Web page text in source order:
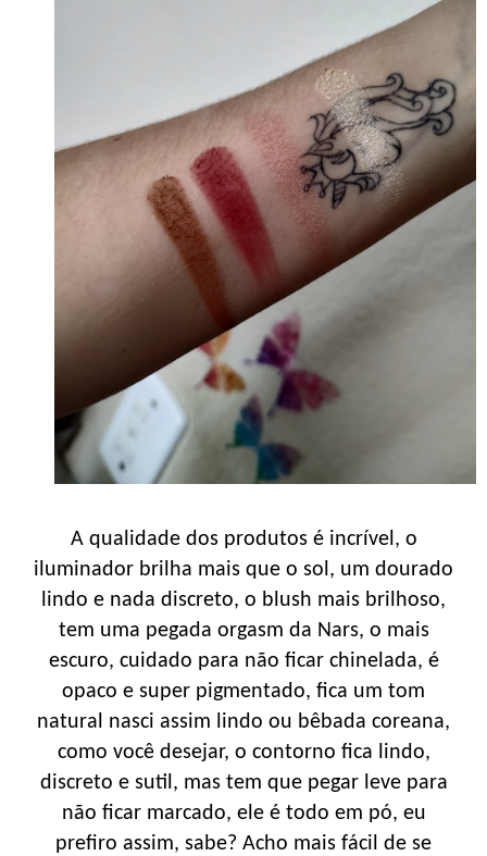
A qualidade dos produtos é incrível, o
iluminador brilha mais que o sol, um dourado
lindo e nada discreto, o blush mais brilhoso,
tem uma pegada orgasm da Nars, o mais
escuro, cuidado para não ficar chinelada, é
opaco e super pigmentado, fica um tom
natural nasci assim lindo ou bêbada coreana,
como você desejar, o contorno fica lindo,
discreto e sutil, mas tem que pegar leve para
não ficar marcado, ele é todo em pó, eu
prefiro assim, sabe? Acho mais fácil de se